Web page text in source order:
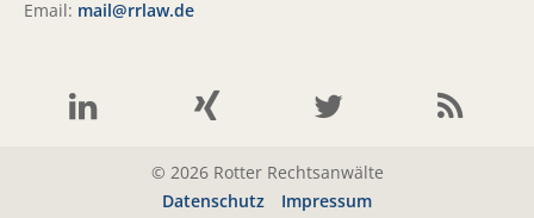
Email: mail@rrlaw.de
© 2026 Rotter Rechtsanwälte
Datenschutz
Impressum